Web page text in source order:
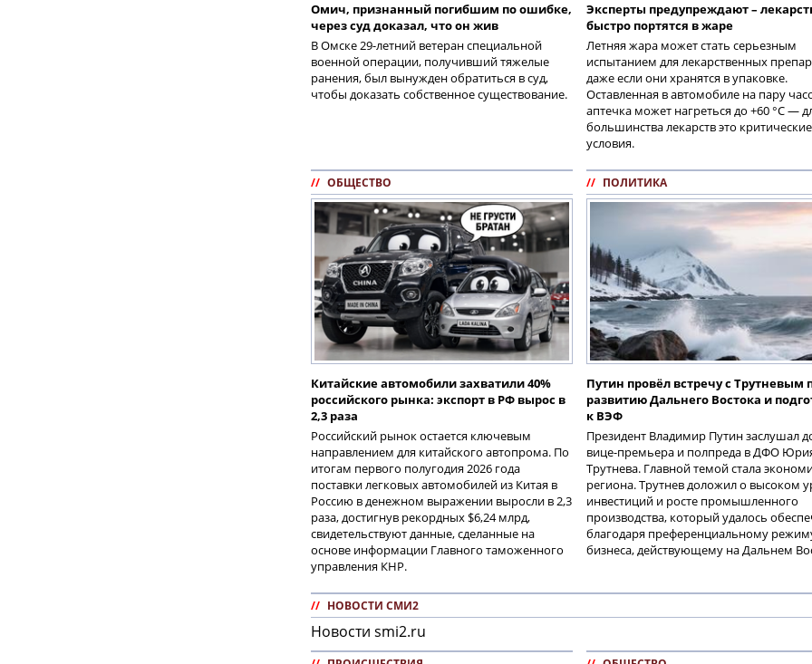
Омич, признанный погибшим по ошибке,
через суд доказал, что он жив
В Омске 29-летний ветеран специальной
военной операции, получивший тяжелые
ранения, был вынужден обратиться в суд,
чтобы доказать собственное существование.
Эксперты предупреждают –
быстро портятся в жаре
Летняя жара может стать серьезным
испытанием для лекарственных
даже если они хранятся в упаковке.
Оставленная в автомобиле на пару
аптечка может нагреться до +60 °C —
большинства лекарств это критические
условия.
// ОБЩЕСТВО
Китайские автомобили захватили 40%
российского рынка: экспорт в РФ вырос в
2,3 раза
Российский рынок остается ключевым
направлением для китайского автопрома. По
итогам первого полугодия 2026 года
поставки легковых автомобилей из Китая в
Россию в денежном выражении выросли в 2,3
раза, достигнув рекордных $6,24 млрд,
свидетельствуют данные, сделанные на
основе информации Главного таможенного
управления КНР.
// ПОЛИТИКА
Путин провёл встречу с Трутневым
развитию Дальнего Востока и
к ВЭФ
Президент Владимир Путин заслушал
вице-премьера и полпреда в ДФО
Трутнева. Главной темой стала
региона. Трутнев доложил о высоком
инвестиций и росте промышленного
производства, который удалось
благодаря преференциальному
бизнеса, действующему на Дальнем
// НОВОСТИ СМИ2
Новости smi2.ru